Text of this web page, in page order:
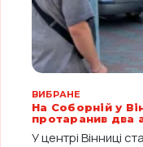
ВИБРАНЕ
На Соборній у
протаранив два
У центрі Вінниці